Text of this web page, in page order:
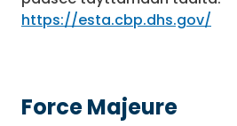
https://esta.cbp.dhs.gov/
Force Majeure